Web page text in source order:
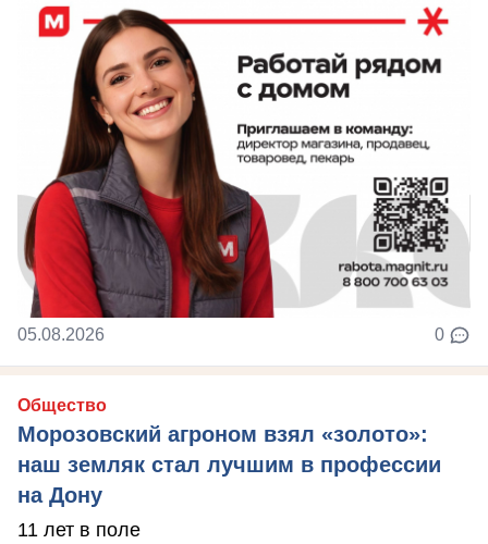
05.08.2026 0
Общество
Морозовский агроном взял «золото»:
наш земляк стал лучшим в профессии
на Дону
11 лет в поле